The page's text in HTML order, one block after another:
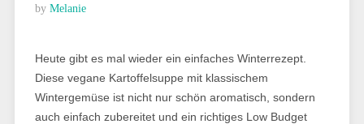
by Melanie
Heute gibt es mal wieder ein einfaches Winterrezept.
Diese vegane Kartoffelsuppe mit klassischem
Wintergemüse ist nicht nur schön aromatisch, sondern
auch einfach zubereitet und ein richtiges Low Budget